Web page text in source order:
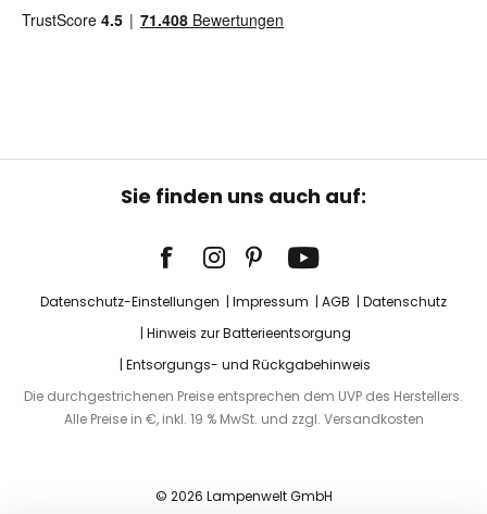
Sie finden uns auch auf:
Datenschutz-Einstellungen Impressum AGB
Datenschutz
Hinweis zur Batterieentsorgung
Entsorgungs- und Rückgabehinweis
Die durchgestrichenen Preise entsprechen dem UVP des Herstellers.
Alle Preise in €, inkl. 19 % MwSt. und zzgl. Versandkosten
© 2026 Lampenwelt GmbH